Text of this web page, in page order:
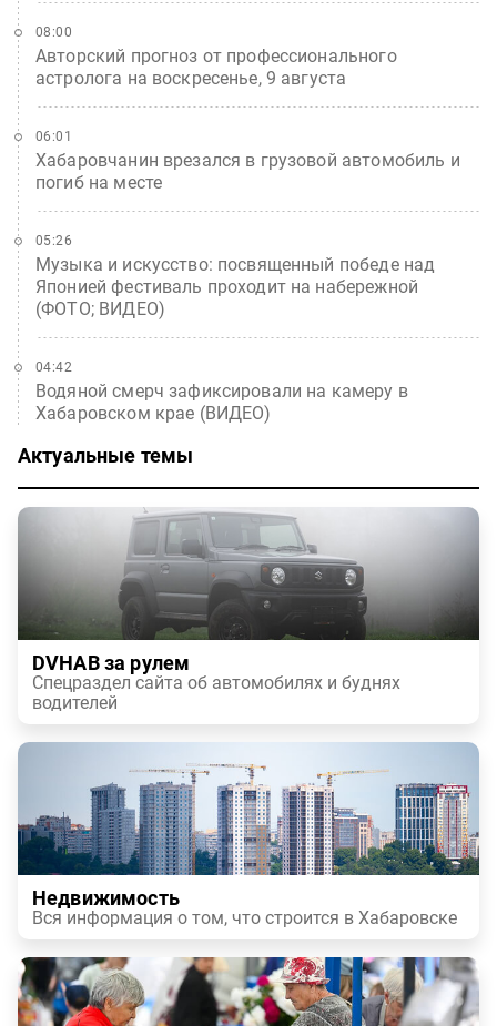
Авторский прогноз от профессионального
астролога на воскресенье, 9 августа
08:00
Хабаровчанин врезался в грузовой автомобиль и
погиб на месте
06:01
Музыка и искусство: посвященный победе над
Японией фестиваль проходит на набережной
(ФОТО; ВИДЕО)
05:26
Водяной смерч зафиксировали на камеру в
Хабаровском крае (ВИДЕО)
04:42
Актуальные темы
DVHAB за рулем
Спецраздел сайта об автомобилях и буднях
водителей
Недвижимость
Вся информация о том, что строится в Хабаровске